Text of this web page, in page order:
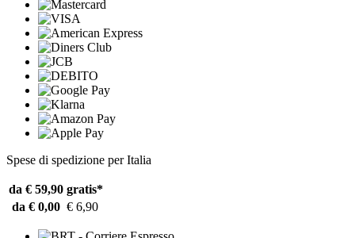
Spese di spedizione per Italia
da € 59,90 gratis*
da € 0,00 € 6,90